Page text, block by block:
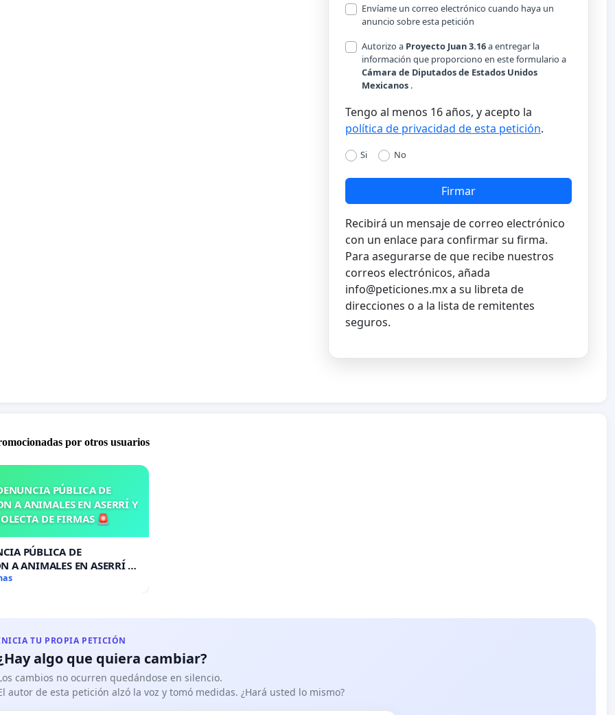
Envíame un correo electrónico cuando haya un
anuncio sobre esta petición
Autorizo a Proyecto Juan 3.16a entregar la
información que proporciono en este formulario a
Cámara de Diputados de Estados Unidos
Mexicanos .
Tengo al menos 16 años, y acepto la
política de privacidad de esta petición.
Si No
Firmar
Recibirá un mensaje de correo electrónico
con un enlace para confirmar su firma.
Para asegurarse de que recibe nuestros
correos electrónicos, añada
info@peticiones.mxa su libreta de
direcciones o a la lista de remitentes
seguros.
por otros usuarios
PÚBLICA DE
A ANIMALES EN ASERRÍ Y
DE FIRMAS 🚨
PÚBLICA DE
A ANIMALES EN ASERRÍ Y
DE FIRMAS 🚨
TU PROPIA PETICIÓN
algo que quiera cambiar?
cambios no ocurren quedándose en silencio.
autor de esta petición alzó la voz y tomó medidas. ¿Hará usted lo mismo?